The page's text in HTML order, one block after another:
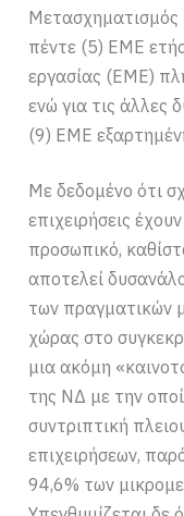
Μετασχηματισμός
πέντε (5) ΕΜΕ
εργασίας (ΕΜΕ)
ενώ για τις άλλες
(9) ΕΜΕ
Με δεδομένο ότι
επιχειρήσεις
προσωπικό,
αποτελεί
των πραγματικών
χώρας στο
μια ακόμη
της ΝΔ με την
συντριπτική
επιχειρήσεων,
94,6% των